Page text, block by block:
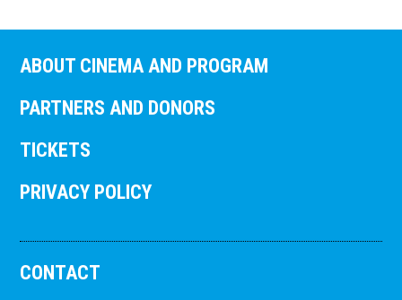
ABOUT CINEMA AND PROGRAM
PARTNERS AND DONORS
TICKETS
PRIVACY POLICY
CONTACT